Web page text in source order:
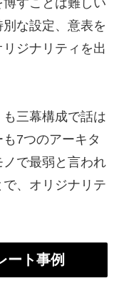
な設定、意表を
ジナリティを出
も三幕構成で話は
7つのアーキタ
で最弱と言われ
、オリジナリテ
ート事例